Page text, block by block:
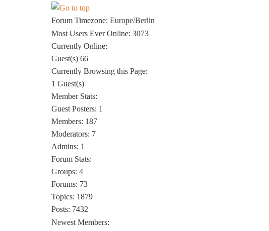
Forum Timezone: Europe/Berlin
Most Users Ever Online: 3073
Currently Online:
Guest(s) 66
Currently Browsing this Page:
1 Guest(s)
Member Stats:
Guest Posters: 1
Members: 187
Moderators: 7
Admins: 1
Forum Stats:
Groups: 4
Forums: 73
Topics: 1879
Posts: 7432
Newest Members: